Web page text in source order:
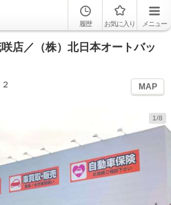
履歴 お気に入り メニュー
店／（株）北日本オートバッ
MAP
1/8